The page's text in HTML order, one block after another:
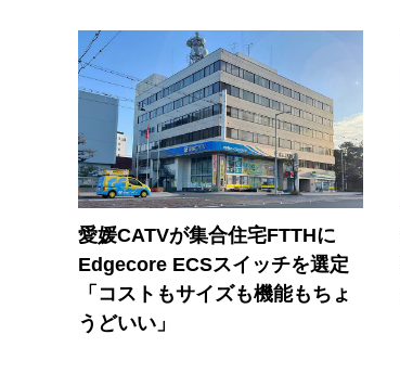
愛媛CATVが集合住宅FTTHに
Edgecore ECSスイッチを選定
「コストもサイズも機能もちょ
うどいい」